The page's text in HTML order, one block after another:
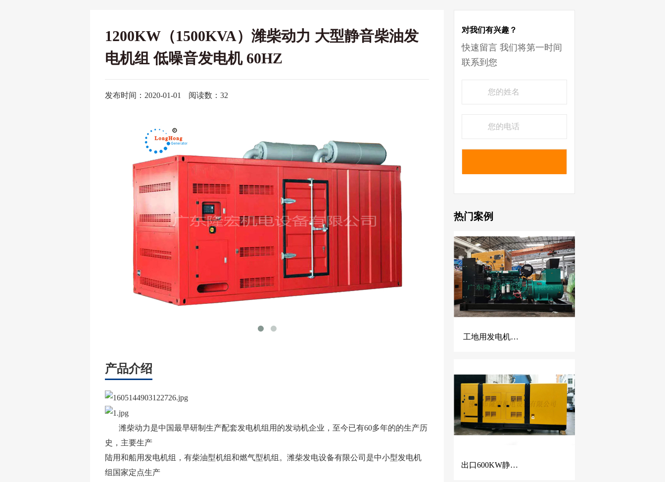
1200KW（1500KVA）潍柴动力 大型静音柴油发
电机组 低噪音发电机 60HZ
发布时间：2020-01-01 阅读数：32
产品介绍
潍柴动力是中国最早研制生产配套发电机组用的发动机企业，至今已有60多年的的生产历
史，主要生产
陆用和船用发电机组，有柴油型机组和燃气型机组。潍柴发电设备有限公司是中小型发电机
组国家定点生产
对我们有兴趣？
快速留言 我们将第一时间
联系到您
热门案例
工地用发电机组、400kw潍柴发电机组、500KVA潍柴动力柴油发电机组
出口600KW静音发电机 玉柴柴油发电机组